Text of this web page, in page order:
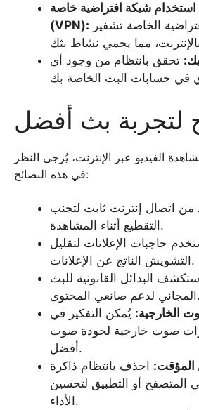
شبكة افتراضية خاصة
(VPN):
تحقق بانتظام من وجود أي
لتجربة بث أفضل
الفيديو عبر الإنترنت، يُرجى النظر
في هذه النصائح:
من اتصال إنترنت ثابت لتجنب
التقطيع أثناء المشاهدة.
حاجبات الإعلانات لتقليل
التشويش الناتج عن الإعلانات.
البدائل القانونية للبث
المجاني لدعم صانعي المحتوى.
الخارجية: يُمكن التفكير في
صوت خارجية لجودة صوت
أفضل.
المؤقت: احذف بانتظام ذاكرة
المتصفح أو التطبيق لتحسين
الأداء.